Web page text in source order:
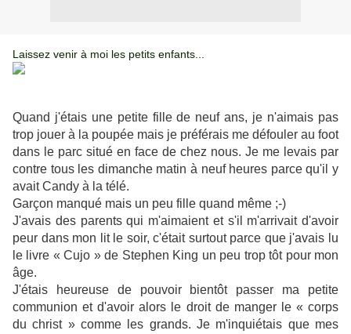
Laissez venir à moi les petits enfants...
Quand j'étais une petite fille de neuf ans, je n'aimais pas
trop jouer à la poupée mais je préférais me défouler au foot
dans le parc situé en face de chez nous. Je me levais par
contre tous les dimanche matin à neuf heures parce qu'il y
avait Candy à la télé.
Garçon manqué mais un peu fille quand même ;-)
J'avais des parents qui m'aimaient et s'il m'arrivait d'avoir
peur dans mon lit le soir, c'était surtout parce que j'avais lu
le livre « Cujo » de Stephen King un peu trop tôt pour mon
âge.
J'étais heureuse de pouvoir bientôt passer ma petite
communion et d'avoir alors le droit de manger le « corps
du christ » comme les grands. Je m'inquiétais que mes